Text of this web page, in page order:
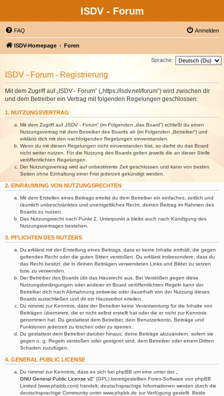
ISDV - Forum
FAQ Anmelden
ISDV-Homepage Foren
Sprache:
ISDV - Forum - Registrierung
Mit dem Zugriff auf „ISDV - Forum“ („https://isdv.net/forum“) wird zwischen dir
und dem Betreiber ein Vertrag mit folgenden Regelungen geschlossen:
1. NUTZUNGSVERTRAG
Mit dem Zugriff auf „ISDV - Forum“ (im Folgenden „das Board“) schließt du einen
Nutzungsvertrag mit dem Betreiber des Boards ab (im Folgenden „Betreiber“) und
erklärst dich mit den nachfolgenden Regelungen einverstanden.
Wenn du mit diesen Regelungen nicht einverstanden bist, so darfst du das Board
nicht weiter nutzen. Für die Nutzung des Boards gelten jeweils die an dieser Stelle
veröffentlichten Regelungen.
Der Nutzungsvertrag wird auf unbestimmte Zeit geschlossen und kann von beiden
Seiten ohne Einhaltung einer Frist jederzeit gekündigt werden.
2. EINRÄUMUNG VON NUTZUNGSRECHTEN
Mit dem Erstellen eines Beitrags erteilst du dem Betreiber ein einfaches, zeitlich und
räumlich unbeschränktes und unentgeltliches Recht, deinen Beitrag im Rahmen des
Boards zu nutzen.
Das Nutzungsrecht nach Punkt 2, Unterpunkt a bleibt auch nach Kündigung des
Nutzungsvertrages bestehen.
3. PFLICHTEN DES NUTZERS
Du erklärst mit der Erstellung eines Beitrags, dass er keine Inhalte enthält, die gegen
geltendes Recht oder die guten Sitten verstoßen. Du erklärst insbesondere, dass du
das Recht besitzt, die in deinen Beiträgen verwendeten Links und Bilder zu setzen
bzw. zu verwenden.
Der Betreiber des Boards übt das Hausrecht aus. Bei Verstößen gegen diese
Nutzungsbedingungen oder anderer im Board veröffentlichten Regeln kann der
Betreiber dich nach Abmahnung zeitweise oder dauerhaft von der Nutzung dieses
Boards ausschließen und dir ein Hausverbot erteilen.
Du nimmst zur Kenntnis, dass der Betreiber keine Verantwortung für die Inhalte von
Beiträgen übernimmt, die er nicht selbst erstellt hat oder die er nicht zur Kenntnis
genommen hat. Du gestattest dem Betreiber, dein Benutzerkonto, Beiträge und
Funktionen jederzeit zu löschen oder zu sperren.
Du gestattest dem Betreiber darüber hinaus, deine Beiträge abzuändern, sofern sie
gegen o. g. Regeln verstoßen oder geeignet sind, dem Betreiber oder einem Dritten
Schaden zuzufügen.
4. GENERAL PUBLIC LICENSE
Du nimmst zur Kenntnis, dass es sich bei phpBB um eine unter der „
GNU General Public License v2“ (GPL) bereitgestellten Foren-Software von phpBB
Limited (www.phpbb.com) handelt; deutschsprachige Informationen werden durch die
deutschsprachige Community unter www.phpbb.de zur Verfügung gestellt. Beide